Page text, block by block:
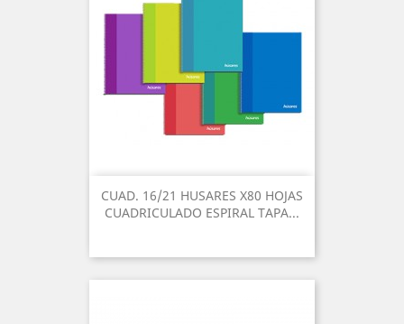
CUAD. 16/21 HUSARES X80 HOJAS
CUADRICULADO ESPIRAL TAPA...